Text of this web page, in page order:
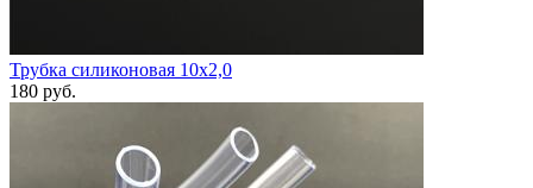
Трубка силиконовая 10х2,0
180 руб.